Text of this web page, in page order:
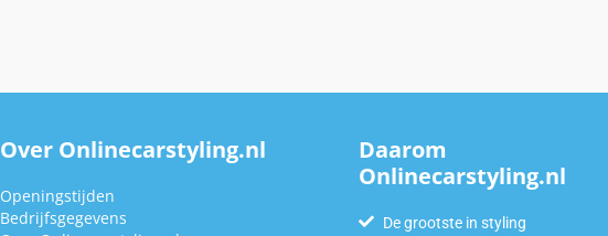
Over Onlinecarstyling.nl
Openingstijden
Bedrijfsgegevens
Daarom
Onlinecarstyling.nl
De grootste in styling